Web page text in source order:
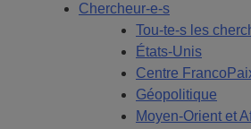
Chercheur-e-s
Tou-te-s les
États-Unis
Centre
Géopolitique
Moyen-Orient et